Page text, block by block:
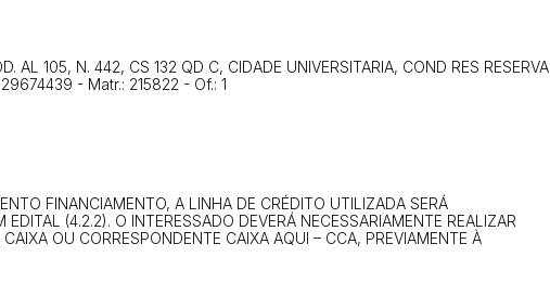
105, N. 442, CS 132 QD C, CIDADE UNIVERSITARIA, COND RES RESERVA
- Matr.: 215822 - Of.: 1
FINANCIAMENTO, A LINHA DE CRÉDITO UTILIZADA SERÁ
(4.2.2). O INTERESSADO DEVERÁ NECESSARIAMENTE REALIZAR
OU CORRESPONDENTE CAIXA AQUI – CCA, PREVIAMENTE À
14/04/2025 18:43:11 TIAGOFELIPE